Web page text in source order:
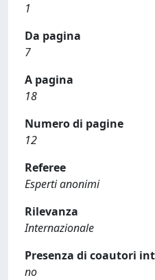
1
Da pagina
7
A pagina
18
Numero di pagine
12
Referee
Esperti anonimi
Rilevanza
Internazionale
Presenza di coautori
no